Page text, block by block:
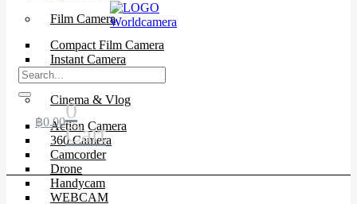
Film Camera
Compact Film Camera
Instant Camera
SLR Camera
Cinema & Vlog
Action Camera
360 Camera
Camcorder
Drone
Handycam
WEBCAM
฿0.000
Cart